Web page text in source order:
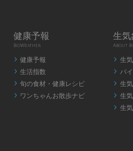
健康予報
BioWeather
 健康予報
 生活指数
 旬の食材・健康レシピ
 ワンちゃんお散歩ナビ
生気
About
 生
 バ
 生
 生
 生